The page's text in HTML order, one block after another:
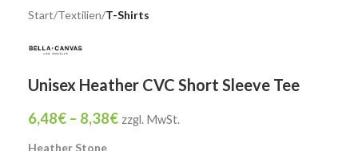
Start Textilien T-Shirts
Unisex Heather CVC Short Sleeve Tee
6,48€ – 8,38€ zzgl. MwSt.
Heather Stone